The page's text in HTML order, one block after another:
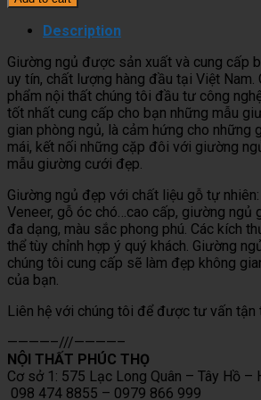
gỗ
xoan
GN-
013
quantity
Description
Giường ngủ được sản xuất và cung cấp
uy tín, chất lượng hàng đầu tại Việt Nam.
phẩm nội thất chúng tôi đầu tư công
tốt nhất cung cấp cho bạn những mẫu
gian phòng ngủ, là cảm hứng cho những
mái, kết nối những cặp đôi với giường
mẫu giường cưới đẹp.
Giường ngủ đẹp với chất liệu gỗ tự
Veneer, gỗ óc chó…cao cấp, giường ngủ
đa dạng, màu sắc phong phú. Các kích
thể tùy chỉnh hợp ý quý khách. Giường
chúng tôi cung cấp sẽ làm đẹp không
của bạn.
Liên hệ với chúng tôi để được tư vấn tận
————–///————–
NỘI THẤT PHÚC THỌ
Cơ sở 1: 575 Lạc Long Quân – Tây Hồ –
098 474 8855 – 0979 866 999